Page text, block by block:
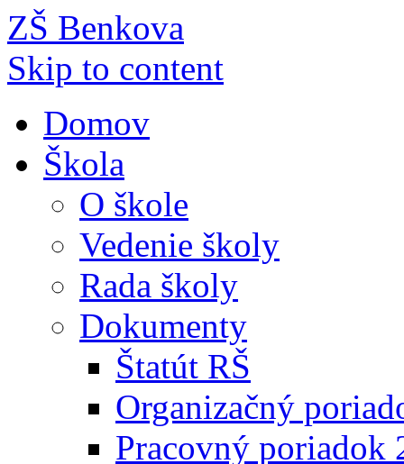
ZŠ Benkova
Skip to content
Domov
Škola
O škole
Vedenie školy
Rada školy
Dokumenty
Štatút RŠ
Organizačný
Pracovný poriadok